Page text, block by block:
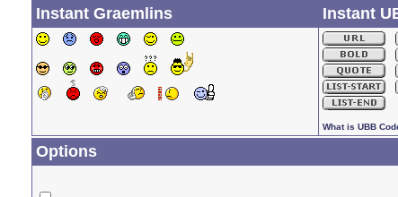
Instant Graemlins Instant
What is UBB
Options